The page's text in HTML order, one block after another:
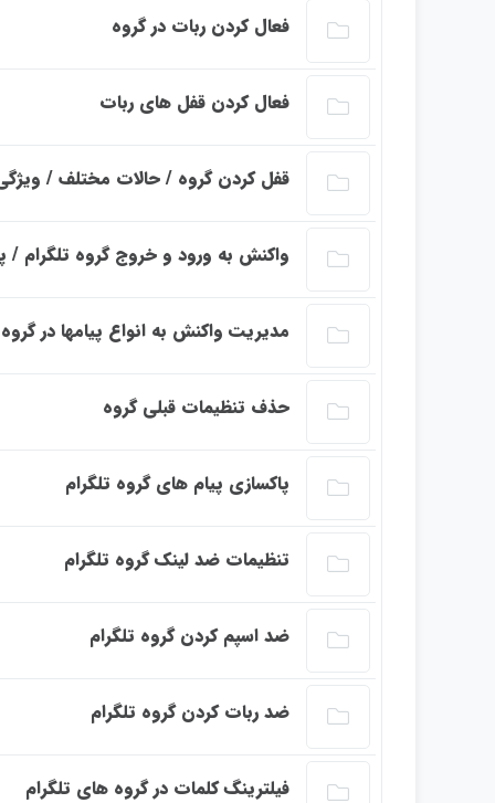
این بخش خصوصی می باشد. برای دسترسی کامل
فعال کردن ربات در گروه
این بخش خصوصی می باشد. برای دسترسی کامل
فعال کردن قفل های ربات
این بخش خصوصی می باشد. برای دسترسی کامل
قفل کردن گروه / حالات مختلف /
این بخش خصوصی می باشد. برای دسترسی کامل
واکنش به ورود و خروج گروه تلگرام
این بخش خصوصی می باشد. برای دسترسی کامل
مدیریت واکنش به انواع پیامها در گروه
این بخش خصوصی می باشد. برای دسترسی کامل
حذف تنظیمات قبلی گروه
این بخش خصوصی می باشد. برای دسترسی کامل
پاکسازی پیام های گروه تلگرام
این بخش خصوصی می باشد. برای دسترسی کامل
تنظیمات ضد لینک گروه تلگرام
این بخش خصوصی می باشد. برای دسترسی کامل
ضد اسپم کردن گروه تلگرام
این بخش خصوصی می باشد. برای دسترسی کامل
ضد ربات کردن گروه تلگرام
این بخش خصوصی می باشد. برای دسترسی کامل
فیلترینگ کلمات در گروه های تلگرام